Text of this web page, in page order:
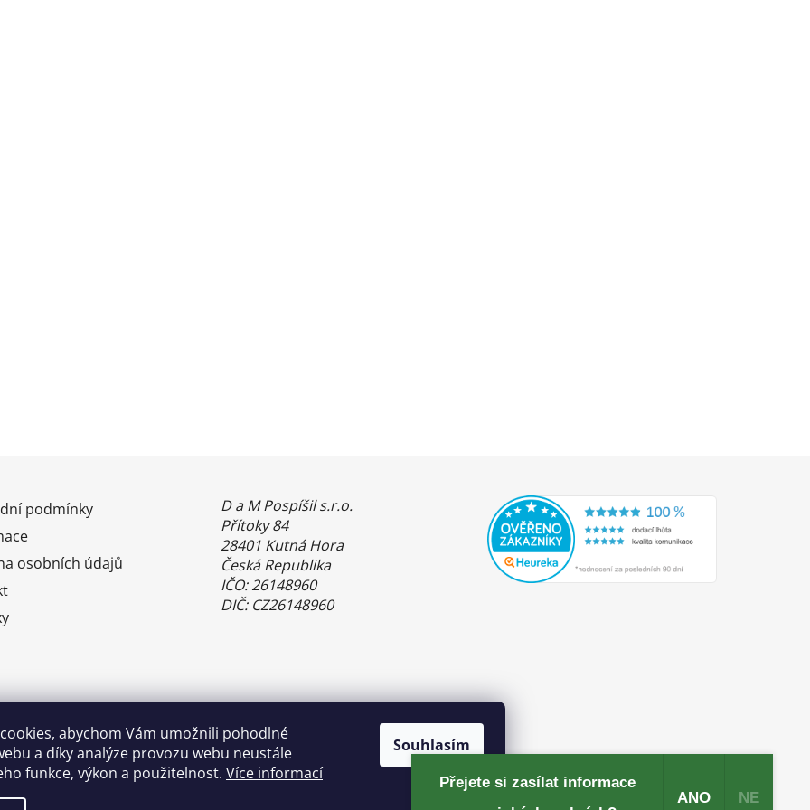
abychom Vám umožnili pohodlné
a díky analýze provozu webu neustále
funkce, výkon a použitelnost. Více informací
Souhlasím
podmínky
osobních údajů
D a M Pospíšil s.r.o.
Přítoky 84
28401 Kutná Hora
Česká Republika
IČO: 26148960
DIČ: CZ26148960
Benefity Pluxee - Sodexo
Přejete si zasílat informace
ANO NE